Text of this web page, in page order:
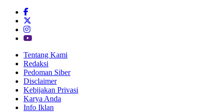
Tentang Kami
Redaksi
Pedoman Siber
Disclaimer
Kebijakan Privasi
Karya Anda
Info Iklan